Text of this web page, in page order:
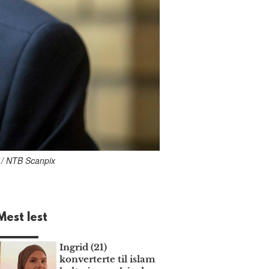
NTB Scanpix
lest
Ingrid (21)
konverterte til islam